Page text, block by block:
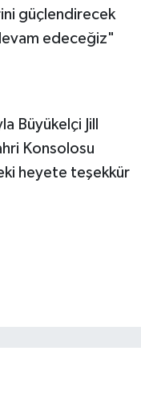
güçlendirecek
edeceğiz"
Büyükelçi Jill
Konsolosu
heyete teşekkür